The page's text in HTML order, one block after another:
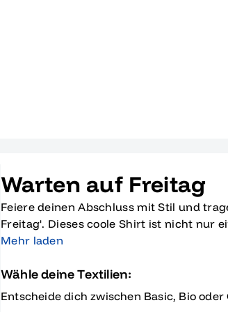
Warten auf Freitag
Feiere deinen Abschluss mit Stil und
Freitag'. Dieses coole Shirt ist nicht nur
auch eine Hommage an deine Schulzeit
eleganten grauen Hintergrund,
dir sicherlich ein paar Lacher und
Abschlussfeier oder beim Wiedersehen
Mehr laden
Wähle deine Textilien:
Entscheide dich zwischen Basic, Bio